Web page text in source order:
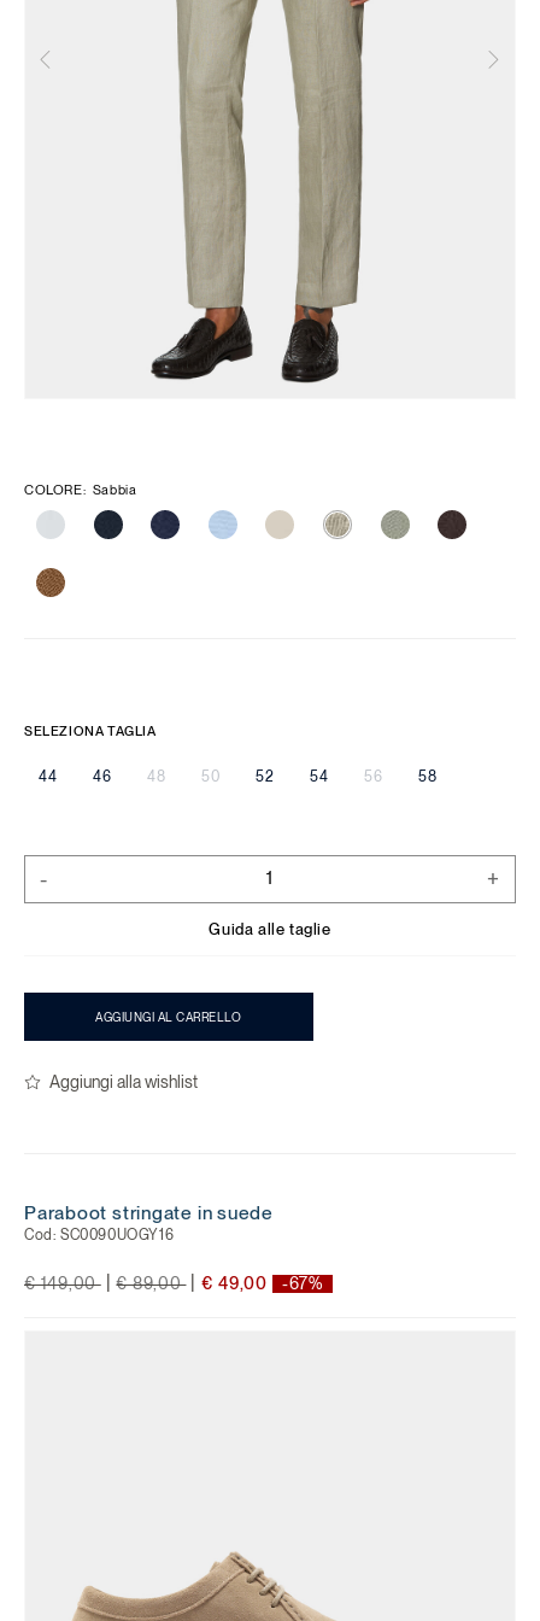
Precedente
COLORE: Sabbia
SELEZIONA TAGLIA
44 46 48 50 52 54 56 58
- +
Guida alle taglie
AGGIUNGI AL CARRELLO
Aggiungi alla wishlist
Paraboot stringate in suede
Cod: SC0090UOGY16
Price reduced from
€ 149,00 toPrice reduced from
€ 89,00 to € 49,00 -67%